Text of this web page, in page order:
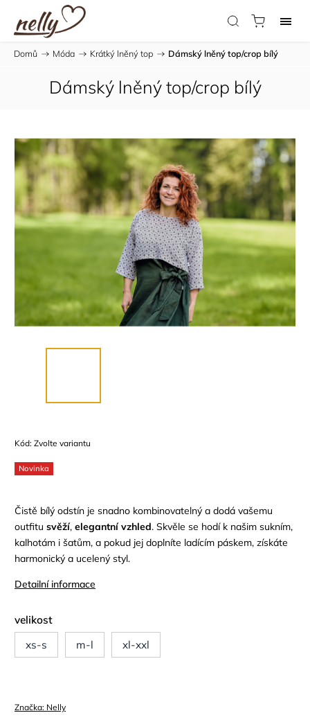
Domů / Móda / Krátký lněný top / Dámský lněný top/crop bílý
Dámský lněný top/crop bílý
Kód: Zvolte variantu
Novinka
Čistě bílý odstín je snadno kombinovatelný a dodá vašemu
outfitu svěží, elegantní vzhled. Skvěle se hodí k našim sukním,
kalhotám i šatům, a pokud jej doplníte ladícím páskem, získáte
harmonický a ucelený styl.
Detailní informace
velikost
xs-s
m-l xl-xxl
Značka: Nelly